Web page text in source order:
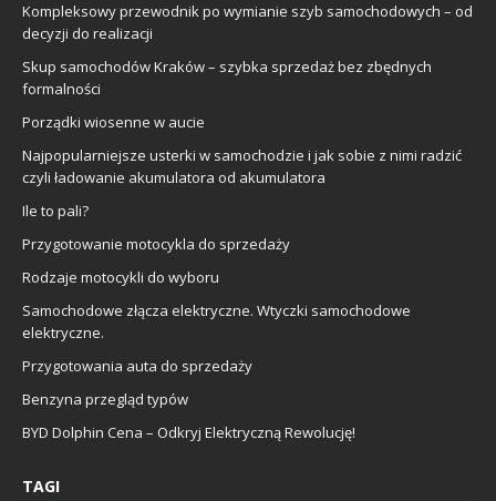
Kompleksowy przewodnik po wymianie szyb samochodowych – od
decyzji do realizacji
Skup samochodów Kraków – szybka sprzedaż bez zbędnych
formalności
Porządki wiosenne w aucie
Najpopularniejsze usterki w samochodzie i jak sobie z nimi radzić
czyli ładowanie akumulatora od akumulatora
Ile to pali?
Przygotowanie motocykla do sprzedaży
Rodzaje motocykli do wyboru
Samochodowe złącza elektryczne. Wtyczki samochodowe
elektryczne.
Przygotowania auta do sprzedaży
Benzyna przegląd typów
BYD Dolphin Cena – Odkryj Elektryczną Rewolucję!
TAGI